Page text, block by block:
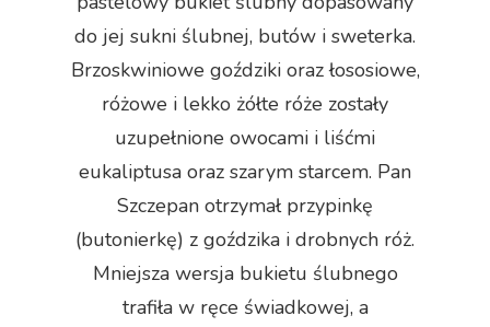
do jej sukni ślubnej, butów i sweterka.
Brzoskwiniowe goździki oraz łososiowe,
różowe i lekko żółte róże zostały
uzupełnione owocami i liśćmi
eukaliptusa oraz szarym starcem. Pan
Szczepan otrzymał przypinkę
(butonierkę) z goździka i drobnych róż.
Mniejsza wersja bukietu ślubnego
trafiła w ręce świadkowej, a